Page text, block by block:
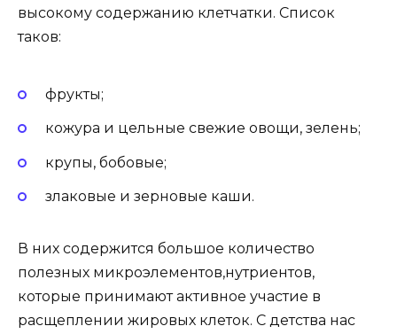
высокому содержанию клетчатки. Список
таков:
фрукты;
кожура и цельные свежие овощи, зелень;
крупы, бобовые;
злаковые и зерновые каши.
В них содержится большое количество
полезных микроэлементов,нутриентов,
которые принимают активное участие в
расщеплении жировых клеток. С детства нас